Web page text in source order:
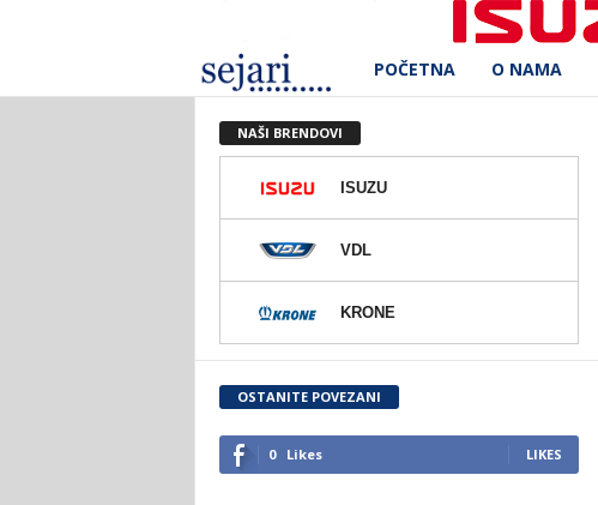
e
r
d
.
POČETNA O NAMA
NAŠI BRENDOVI
ISUZU
VDL
KRONE
OSTANITE POVEZANI
0 Likes LIKES